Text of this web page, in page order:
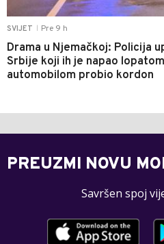
SVIJET Pre 9 h
Drama u Njemačkoj: Policija
Srbije koji ih je napao
automobilom probio kordon
PREUZMI NOVU
Savršen spoj